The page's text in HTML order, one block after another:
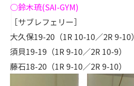
○鈴木琉(SAI-GYM)
［サブレフェリー］
大久保19-20（1R 10-10／2R 9-10）
須貝19-19（1R 9-10／2R 10-9）
藤石18-20（1R 9-10／2R 9-10）